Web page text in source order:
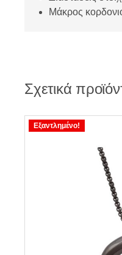
Μάκρος
Σχετικά
Εξαντλημένο!